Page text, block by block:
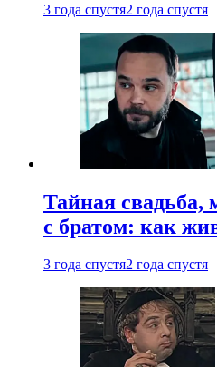
3 года спустя2 года спустя
Тайная свадьба,
с братом: как
3 года спустя2 года спустя